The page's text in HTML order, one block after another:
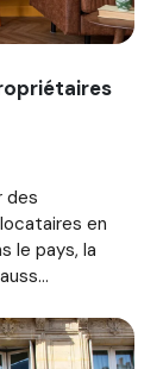
: le guide
des
en
le pays, la